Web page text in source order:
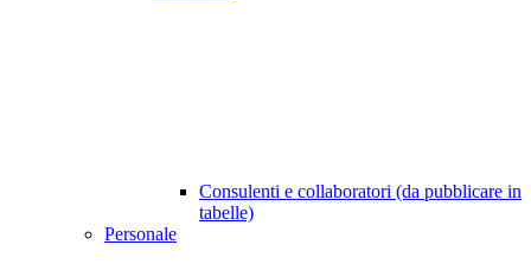
Consulenti e collaboratori (da pubblicare in
tabelle)
Personale